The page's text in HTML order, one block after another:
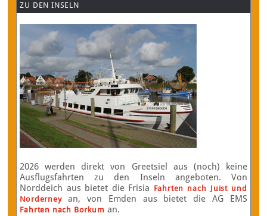
ZU DEN INSELN
2026 werden direkt von Greetsiel aus (noch) keine
Ausflugsfahrten zu den Inseln angeboten. Von
Norddeich aus bietet die Frisia Fahrten nach Juist und
Norderneyan, von Emden aus bietet die AG EMS
Fahrten nach Borkum an.